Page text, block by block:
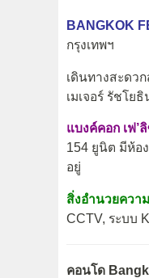
BANGKOK
กรุงเทพฯ
เดินทางสะดว
เมเจอร์ รัชโย
แบงค์คอก เฟ’
154 ยูนิต มีห้อ
อยู่
สิ่งอำนวยควา
CCTV, ระบบ
คอนโด